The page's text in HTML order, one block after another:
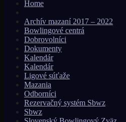
Home
Archív mazaní 2017 – 2022
Bowlingové centrá
Dobrovolníci
Dokumenty
Kalendár
Kalendár
Ligové súťaže
Mazania
Odborníci
Rezervačný systém Sbwz
Sbwz